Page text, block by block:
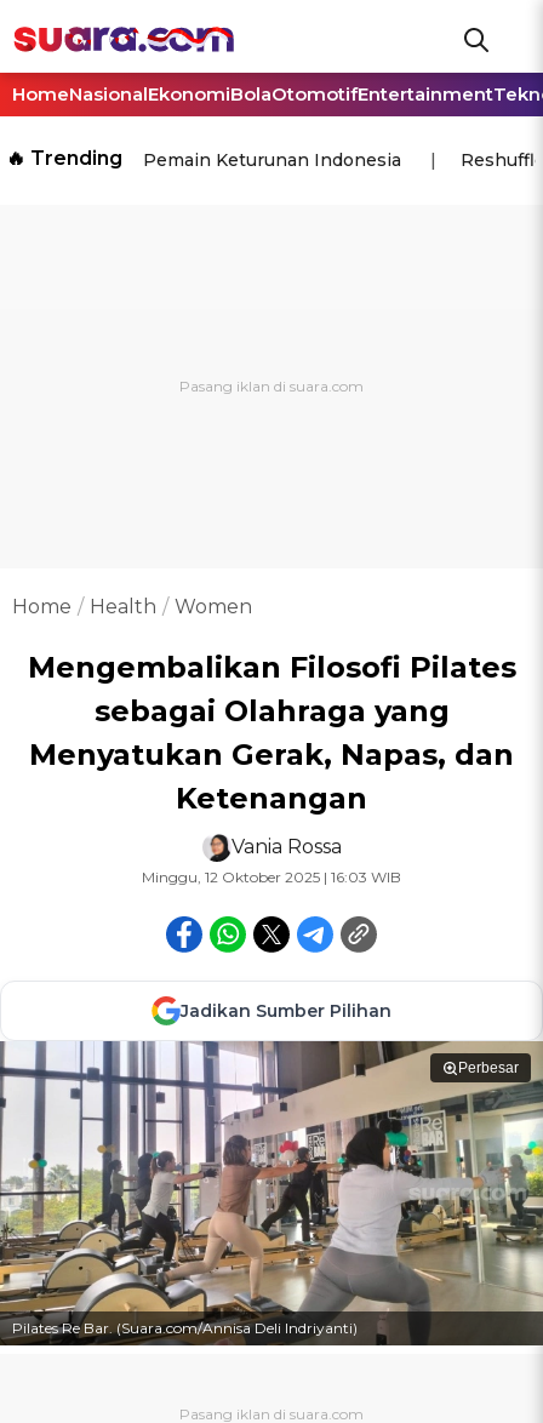
HomeNasionalEkonomiBolaOtomotifEntertainment
🔥 Trending Pemain Keturunan Indonesia
Home Health Women
Mengembalikan Filosofi Pilates
sebagai Olahraga yang
Menyatukan Gerak, Napas, dan
Ketenangan
Vania Rossa
Minggu, 12 Oktober 2025 | 16:03 WIB
Jadikan Sumber Pilihan
Perbesar
Pilates Re Bar. (Suara.com/Annisa Deli Indriyanti)